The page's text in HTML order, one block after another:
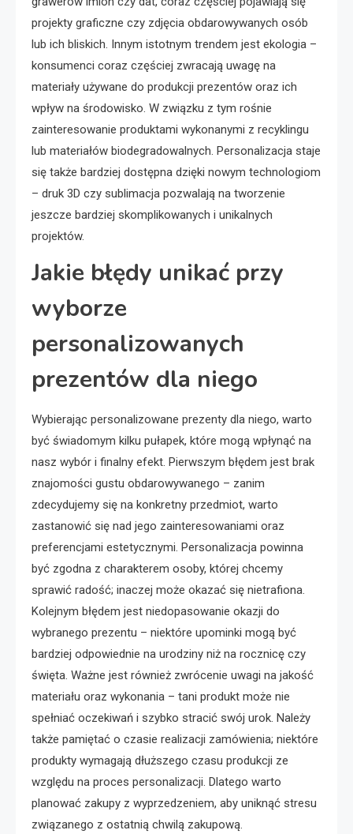
projekty graficzne czy zdjęcia obdarowywanych osób
lub ich bliskich. Innym istotnym trendem jest ekologia –
konsumenci coraz częściej zwracają uwagę na
materiały używane do produkcji prezentów oraz ich
wpływ na środowisko. W związku z tym rośnie
zainteresowanie produktami wykonanymi z recyklingu
lub materiałów biodegradowalnych. Personalizacja staje
się także bardziej dostępna dzięki nowym technologiom
– druk 3D czy sublimacja pozwalają na tworzenie
jeszcze bardziej skomplikowanych i unikalnych
projektów.
Jakie błędy unikać przy
wyborze
personalizowanych
prezentów dla niego
Wybierając personalizowane prezenty dla niego, warto
być świadomym kilku pułapek, które mogą wpłynąć na
nasz wybór i finalny efekt. Pierwszym błędem jest brak
znajomości gustu obdarowywanego – zanim
zdecydujemy się na konkretny przedmiot, warto
zastanowić się nad jego zainteresowaniami oraz
preferencjami estetycznymi. Personalizacja powinna
być zgodna z charakterem osoby, której chcemy
sprawić radość; inaczej może okazać się nietrafiona.
Kolejnym błędem jest niedopasowanie okazji do
wybranego prezentu – niektóre upominki mogą być
bardziej odpowiednie na urodziny niż na rocznicę czy
święta. Ważne jest również zwrócenie uwagi na jakość
materiału oraz wykonania – tani produkt może nie
spełniać oczekiwań i szybko stracić swój urok. Należy
także pamiętać o czasie realizacji zamówienia; niektóre
produkty wymagają dłuższego czasu produkcji ze
względu na proces personalizacji. Dlatego warto
planować zakupy z wyprzedzeniem, aby uniknąć stresu
związanego z ostatnią chwilą zakupową.